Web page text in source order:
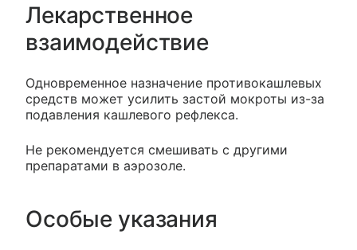
Лекарственное
взаимодействие
Одновременное назначение противокашлевых
средств может усилить застой мокроты из-за
подавления кашлевого рефлекса.
Не рекомендуется смешивать с другими
препаратами в аэрозоле.
Особые указания